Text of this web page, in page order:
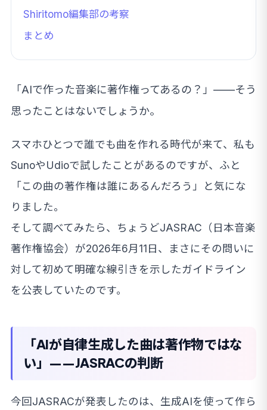
Shiritomo編集部の考察
まとめ
「AIで作った音楽に著作権ってあるの？」——そう
思ったことはないでしょうか。
スマホひとつで誰でも曲を作れる時代が来て、私も
SunoやUdioで試したことがあるのですが、ふと
「この曲の著作権は誰にあるんだろう」と気にな
りました。
そして調べてみたら、ちょうどJASRAC（日本音楽
著作権協会）が2026年6月11日、まさにその問いに
対して初めて明確な線引きを示したガイドライン
を公表していたのです。
「AIが自律生成した曲は著作物ではな
い」——JASRACの判断
今回JASRACが発表したのは、生成AIを使って作ら